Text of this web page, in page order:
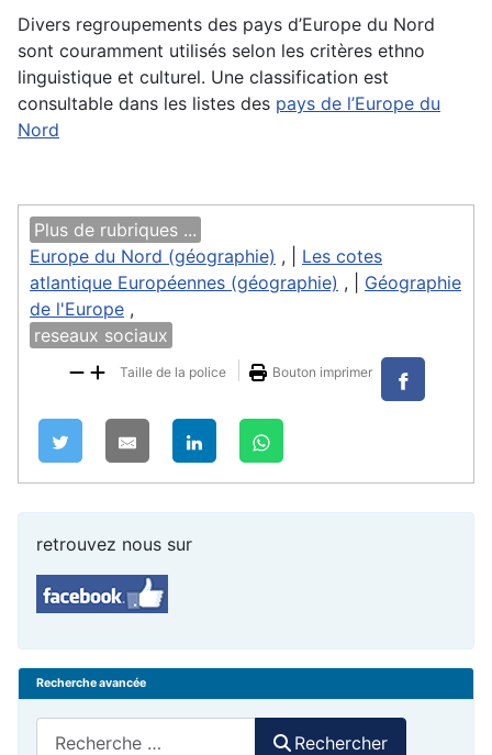
Divers regroupements des pays d’Europe du Nord
sont couramment utilisés selon les critères ethno
linguistique et culturel. Une classification est
consultable dans les listes des pays de l’Europe du
Nord
Plus de rubriques ...
Europe du Nord (géographie) , | Les cotes
atlantique Européennes (géographie) , | Géographie
de l'Europe ,
reseaux sociaux
Taille de la police Bouton imprimer
retrouvez nous sur
Recherche avancée
Rechercher